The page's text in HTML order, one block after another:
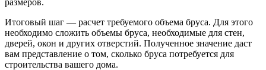
Итоговый шаг — расчет требуемого объема бруса. Для этого
необходимо сложить объемы бруса, необходимые для стен,
дверей, окон и других отверстий. Полученное значение даст
вам представление о том, сколько бруса потребуется для
строительства вашего дома.